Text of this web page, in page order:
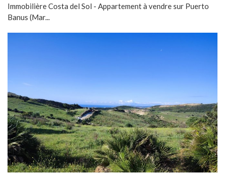
Immobilière Costa del Sol - Appartement à vendre sur Puerto
Banus (Mar...